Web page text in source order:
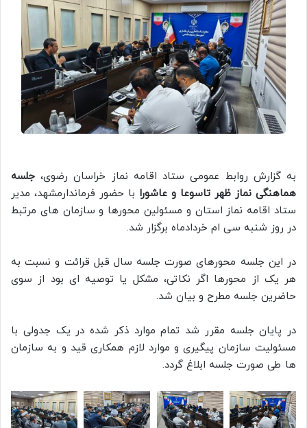
به گزارش روابط عمومی ستاد اقامه نماز خراسان رضوی، جلسه
هماهنگی نماز ظهر تاسوعا و عاشورا با حضور فرماندارمشهد، مدیر
ستاد اقامه نماز استان و مسئولین محورها و سازمان های مرتبط
در روز شنبه سی ام خردادماه برگزار شد.
در این جلسه محورهای صورت جلسه سال قبل قرائت و نسبت به
هر یک از محورها اگر نکاتی، مشکل یا توصیه ای بود از سوی
حاضرین جلسه مطرح و بیان شد.
در پایان جلسه مقرر شد تمام موارد ذکر شده در یک جدولی با
مسئولیت سازمان پیگیری و موارد لازم همکاری قید و به سازمان
ها طی صورت جلسه ابلاغ گردد.